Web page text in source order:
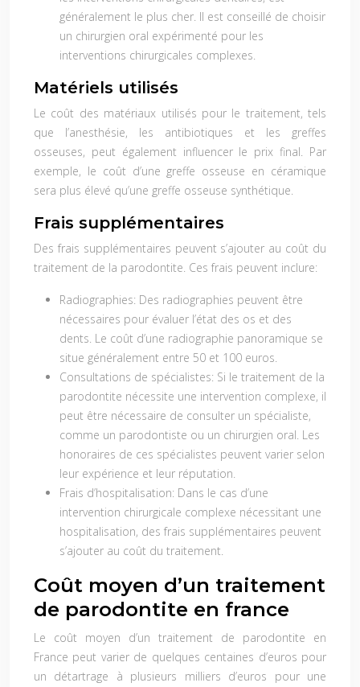
généralement le plus cher. Il est conseillé de choisir
un chirurgien oral expérimenté pour les
interventions chirurgicales complexes.
Matériels utilisés
Le coût des matériaux utilisés pour le traitement, tels
que l’anesthésie, les antibiotiques et les greffes
osseuses, peut également influencer le prix final. Par
exemple, le coût d’une greffe osseuse en céramique
sera plus élevé qu’une greffe osseuse synthétique.
Frais supplémentaires
Des frais supplémentaires peuvent s’ajouter au coût du
traitement de la parodontite. Ces frais peuvent inclure:
Radiographies: Des radiographies peuvent être
nécessaires pour évaluer l’état des os et des
dents. Le coût d’une radiographie panoramique se
situe généralement entre 50 et 100 euros.
Consultations de spécialistes: Si le traitement de la
parodontite nécessite une intervention complexe, il
peut être nécessaire de consulter un spécialiste,
comme un parodontiste ou un chirurgien oral. Les
honoraires de ces spécialistes peuvent varier selon
leur expérience et leur réputation.
Frais d’hospitalisation: Dans le cas d’une
intervention chirurgicale complexe nécessitant une
hospitalisation, des frais supplémentaires peuvent
s’ajouter au coût du traitement.
Coût moyen d’un traitement
de parodontite en france
Le coût moyen d’un traitement de parodontite en
France peut varier de quelques centaines d’euros pour
un détartrage à plusieurs milliers d’euros pour une